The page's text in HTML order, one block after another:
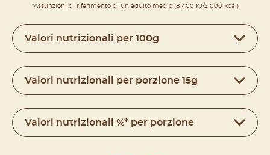
*Assunzioni di riferimento di un adulto medio (8 400 kJ/2 000 kcal)
Valori nutrizionali per 100g
Valori nutrizionali per porzione 15g
Valori nutrizionali %* per porzione